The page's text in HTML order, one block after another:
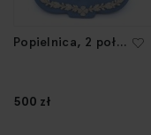
Popielnica, 2 poł.
500 zł